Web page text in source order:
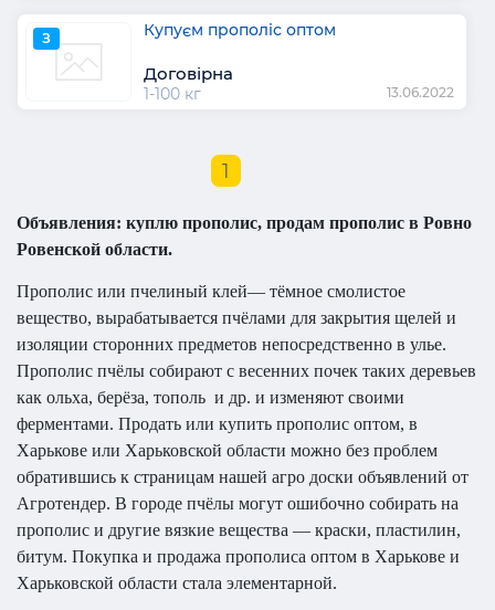
З Купуєм прополіс оптом
Договірна
1-100 кг 13.06.2022
1
Объявления: куплю прополис, продам прополис в Ровно
Ровенской области.
Прополис или пчелиный клей— тёмное смолистое
вещество, вырабатывается пчёлами для закрытия щелей и
изоляции сторонних предметов непосредственно в улье.
Прополис пчёлы собирают с весенних почек таких деревьев
как ольха, берёза, тополь и др. и изменяют своими
ферментами. Продать или купить прополис оптом, в
Харькове или Харьковской области можно без проблем
обратившись к страницам нашей агро доски объявлений от
Агротендер. В городе пчёлы могут ошибочно собирать на
прополис и другие вязкие вещества — краски, пластилин,
битум. Покупка и продажа прополиса оптом в Харькове и
Харьковской области стала элементарной.